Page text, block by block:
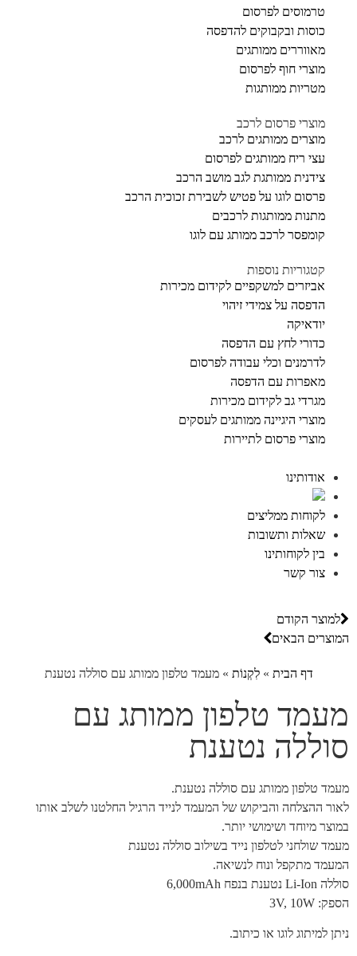
טרמוסים לפרסום
כוסות ובקבוקים להדפסה
מאווררים ממותגים
מוצרי חוף לפרסום
מטריות ממותגות
מוצרי פרסום לרכב
מוצרים ממותגים לרכב
עצי ריח ממותגים לפרסום
צידנית ממותגת לגב מושב הרכב
פרסום לוגו על פטיש לשבירת זכוכית הרכב
מתנות ממותגות לרכבים
קומפסר לרכב ממותג עם לוגו
קטגוריות נוספות
אביזרים למשקפיים לקידום מכירות
הדפסה על צמידי זיהוי
יודאיקה
כדורי לחץ עם הדפסה
לדרמנים וכלי עבודה לפרסום
מאפרות עם הדפסה
מגרדי גב לקידום מכירות
מוצרי היגיינה ממותגים לעסקים
מוצרי פרסום לתיירות
אודותינו
לקוחות ממליצים
שאלות ותשובות
בין לקוחותינו
צור קשר
למוצר הקודם
המוצרים הבאים
דף הבית»לִקְנוֹת»מעמד טלפון ממותג עם סוללה נטענת
מעמד טלפון ממותג עם
סוללה נטענת
מעמד טלפון ממותג עם סוללה נטענת.
לאור ההצלחה והביקוש של המעמד לנייד הרגיל החלטנו לשלב אותו
במוצר מיוחד ושימושי יותר.
מעמד שולחני לטלפון נייד בשילוב סוללה נטענת
המעמד מתקפל ונוח לנשיאה.
סוללה Li-Ion נטענת בנפח 6,000mAh
הספק: 3V, 10W
ניתן למיתוג לוגו או כיתוב.